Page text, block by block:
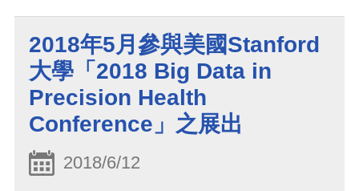
2018年5月參與美國Stanford
大學「2018 Big Data in
Precision Health
Conference」之展出
2018/6/12